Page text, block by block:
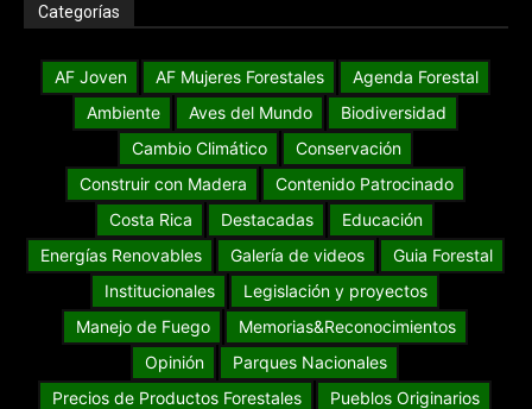
Categorías
AF Joven AF Mujeres Forestales
Agenda Forestal
Ambiente
Aves del Mundo
Biodiversidad
Cambio Climático
Conservación
Construir con Madera
Contenido Patrocinado
Costa Rica
Destacadas
Educación
Energías Renovables
Galería de videos
Guia Forestal
Institucionales
Legislación y proyectos
Manejo de Fuego
Memorias&Reconocimientos
Opinión
Parques Nacionales
Precios de Productos Forestales
Pueblos Originarios